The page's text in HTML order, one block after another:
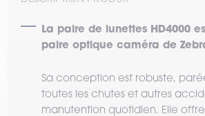
La paire de lunettes HD4000
paire optique caméra de
Sa conception est robuste,
toutes les chutes et autres
manutention quotidien. Elle